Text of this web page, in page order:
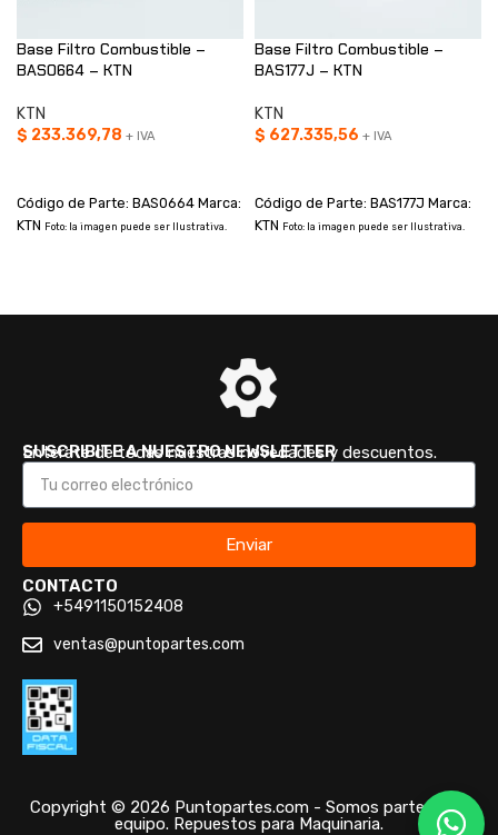
Base Filtro Combustible –
BAS0664 – KTN
KTN
$ 233.369,78 + IVA
Código de Parte: BAS0664 Marca:
KTN Foto: la imagen puede ser Ilustrativa.
Base Filtro Combustible –
BAS177J – KTN
KTN
$ 627.335,56 + IVA
Código de Parte: BAS177J Marca:
KTN Foto: la imagen puede ser Ilustrativa.
SUSCRIBITE A NUESTRO NEWSLETTER
Enterate de todas nuestras novedades y descuentos.
Enviar
CONTACTO
+5491150152408
ventas@puntopartes.com
Copyright © 2026 Puntopartes.com - Somos parte de tu
equipo. Repuestos para Maquinaria.